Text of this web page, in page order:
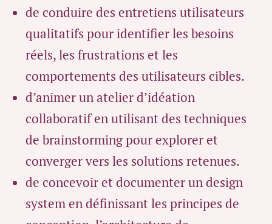
de conduire des entretiens utilisateurs
qualitatifs pour identifier les besoins
réels, les frustrations et les
comportements des utilisateurs cibles.
d’animer un atelier d’idéation
collaboratif en utilisant des techniques
de brainstorming pour explorer et
converger vers les solutions retenues.
de concevoir et documenter un design
system en définissant les principes de